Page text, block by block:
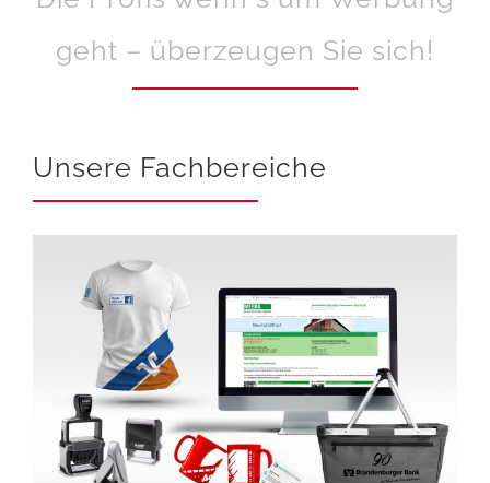
geht – überzeugen Sie sich!
Unsere Fachbereiche